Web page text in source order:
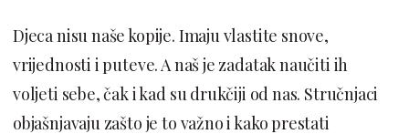
Djeca nisu naše kopije. Imaju vlastite snove,
vrijednosti i puteve. A naš je zadatak naučiti ih
voljeti sebe, čak i kad su drukčiji od nas. Stručnjaci
objašnjavaju zašto je to važno i kako prestati